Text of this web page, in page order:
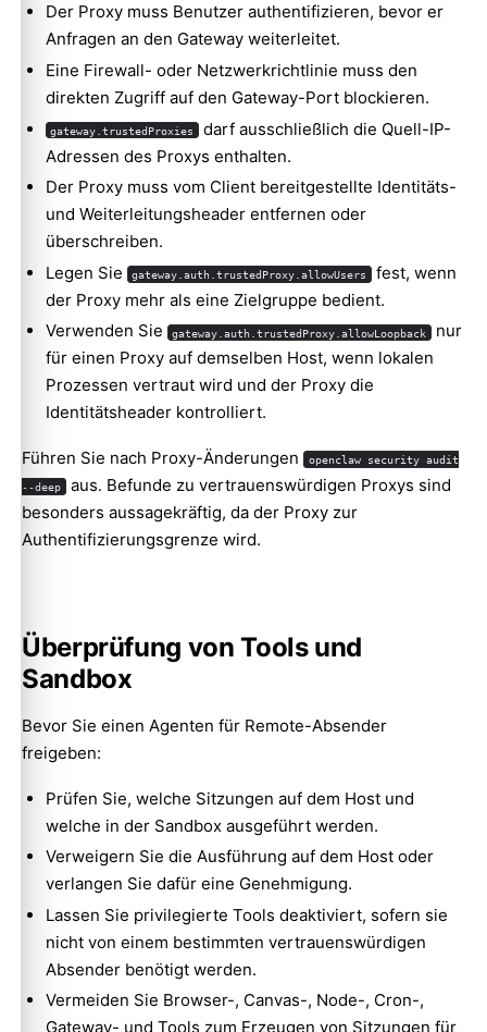
Der Proxy muss Benutzer authentifizieren, bevor er
Anfragen an den Gateway weiterleitet.
Eine Firewall- oder Netzwerkrichtlinie muss den
direkten Zugriff auf den Gateway-Port blockieren.
gateway.trustedProxies
darf ausschließlich die Quell-IP-
Adressen des Proxys enthalten.
Der Proxy muss vom Client bereitgestellte Identitäts-
und Weiterleitungsheader entfernen oder
überschreiben.
Legen Sie
gateway.auth.trustedProxy.allowUsers
fest, wenn
der Proxy mehr als eine Zielgruppe bedient.
Verwenden Sie
gateway.auth.trustedProxy.allowLoopback
nur
für einen Proxy auf demselben Host, wenn lokalen
Prozessen vertraut wird und der Proxy die
Identitätsheader kontrolliert.
Führen Sie nach Proxy-Änderungen openclaw security audit
--deep aus. Befunde zu vertrauenswürdigen Proxys sind
besonders aussagekräftig, da der Proxy zur
Authentifizierungsgrenze wird.
Überprüfung von Tools und
Sandbox
Bevor Sie einen Agenten für Remote-Absender
freigeben:
Prüfen Sie, welche Sitzungen auf dem Host und
welche in der Sandbox ausgeführt werden.
Verweigern Sie die Ausführung auf dem Host oder
verlangen Sie dafür eine Genehmigung.
Lassen Sie privilegierte Tools deaktiviert, sofern sie
nicht von einem bestimmten vertrauenswürdigen
Absender benötigt werden.
Vermeiden Sie Browser-, Canvas-, Node-, Cron-,
Gateway- und Tools zum Erzeugen von Sitzungen für